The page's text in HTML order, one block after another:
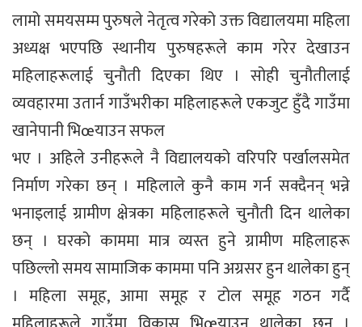
लामो समयसम्म पुरुषले नेतृत्व गरेको उक्त विद्यालयमा महिला
अध्यक्ष भएपछि स्थानीय पुरुषहरूले काम गरेर देखाउन
महिलाहरूलाई चुनौती दिएका थिए । सोही चुनौतीलाई
व्यवहारमा उतार्न गाउँभरीका महिलाहरूले एकजुट हुँदै गाउँमा
खानेपानी भिœयाउन सफल
भए । अहिले उनीहरूले नै विद्यालयको वरिपरि पर्खालसमेत
निर्माण गरेका छन् । महिलाले कुनै काम गर्न सक्दैनन् भन्ने
भनाइलाई ग्रामीण क्षेत्रका महिलाहरूले चुनौती दिन थालेका
छन् । घरको काममा मात्र व्यस्त हुने ग्रामीण महिलाहरू
पछिल्लो समय सामाजिक काममा पनि अग्रसर हुन थालेका हुन्
। महिला समूह, आमा समूह र टोल समूह गठन गर्दै